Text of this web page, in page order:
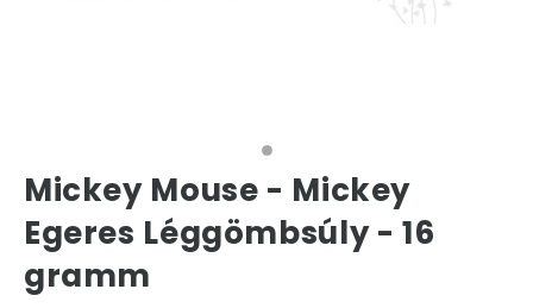
Mickey Mouse - Mickey
Egeres Léggömbsúly - 16
gramm